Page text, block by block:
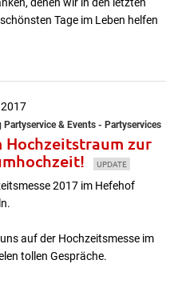
Tage im Leben helfen
Partyservice & Events - Partyservices
Hochzeitstraum zur
UPDATE
2017 im Hefehof
auf der Hochzeitsmesse im
tollen Gespräche.